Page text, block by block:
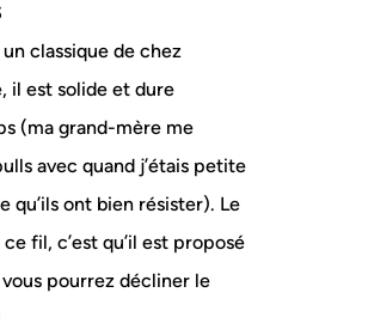
classique de chez
il est solide et dure
(ma grand-mère me
avec quand j’étais petite
qu’ils ont bien résister). Le
fil, c’est qu’il est proposé
pourrez décliner le